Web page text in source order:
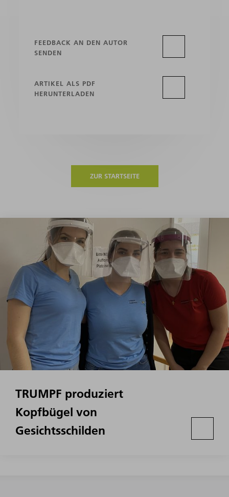
FEEDBACK AN DEN AUTOR
SENDEN
ARTIKEL ALS PDF
HERUNTERLADEN
ZUR STARTSEITE
TRUMPF produziert
Kopfbügel von
Gesichtsschilden